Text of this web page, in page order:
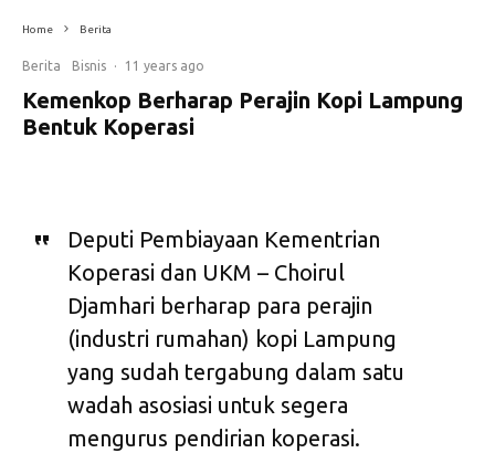
Home Berita
Berita Bisnis · 11 years ago
Kemenkop Berharap Perajin Kopi Lampung
Bentuk Koperasi
Deputi Pembiayaan Kementrian
Koperasi dan UKM – Choirul
Djamhari berharap para perajin
(industri rumahan) kopi Lampung
yang sudah tergabung dalam satu
wadah asosiasi untuk segera
mengurus pendirian koperasi.